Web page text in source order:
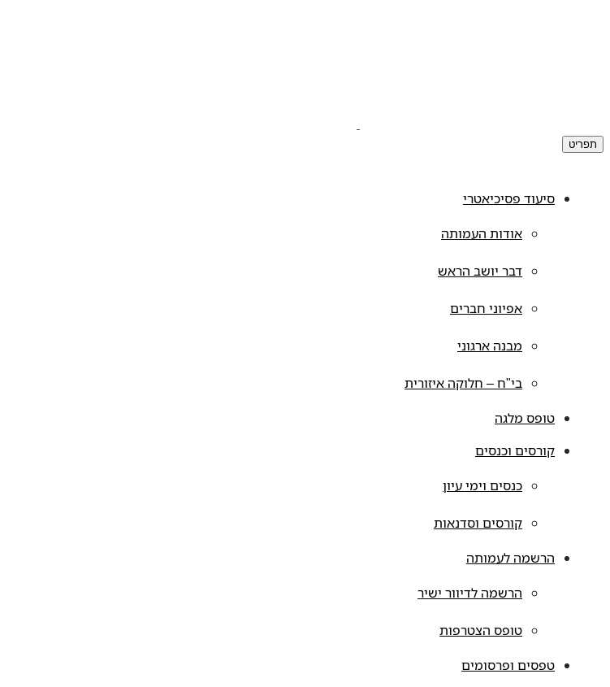
תפריט
סיעוד פסיכיאטרי
אודות העמותה
דבר יושב הראש
אפיוני חברים
מבנה ארגוני
בי"ח – חלוקה איזורית
טופס מלגה
קורסים וכנסים
כנסים וימי עיון
קורסים וסדנאות
הרשמה לעמותה
הרשמה לדיוור ישיר
טופס הצטרפות
טפסים ופרסומים